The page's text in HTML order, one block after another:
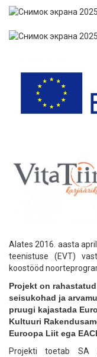
Alates 2016. aasta
teenistuse (EVT)
koostööd
Projekt on
seisukohad ja
pruugi kajastada
Kultuuri
Euroopa Liit ega
Projekti toetab SA